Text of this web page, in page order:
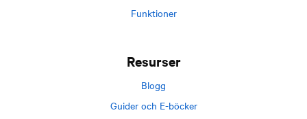
Funktioner
Resurser
Blogg
Guider och E-böcker